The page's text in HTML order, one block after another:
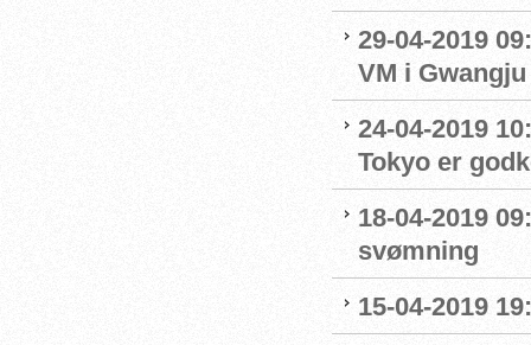
29-04-2019
VM i Gwangju
24-04-2019
Tokyo er
18-04-2019
svømning
15-04-2019